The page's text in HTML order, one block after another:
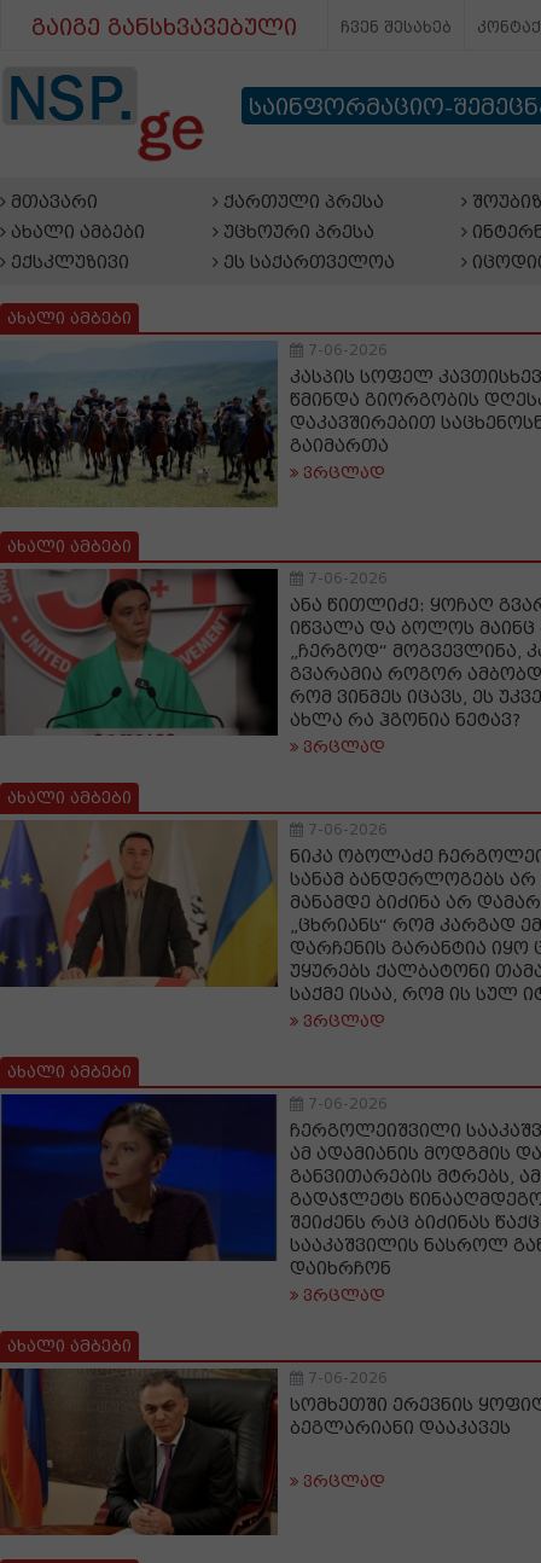
გაიგე განსხვავებული ჩვენ შესახებ
საინფორმაციო-
მთავარი
ახალი ამბები
ექსკლუზივი
ქართული პრესა
უცხოური პრესა
ეს საქართველოა
ახალი ამბები
7-06-2026
კასპის სოფელ
წმინდა გიორგობის
დაკავშირებით
გაიმართა
ვრცლად
ახალი ამბები
7-06-2026
ანა წითლიძე: ყოჩაღ
იწვალა და ბოლოს
„ჩერგოდ“ მოგვევლინა,
გვარამია როგორ
რომ ვინმეს იცავს, ეს
ახლა რა ჰგონია ნეტავ?
ვრცლად
ახალი ამბები
7-06-2026
ნიკა ობოლაძე
სანამ ბანდერლოგებს არ
მანამდე ბიძინა არ
„ცხრიანს“ რომ კარგად
დარჩენის გარანტია იყო
უყურებს ქალბატონი
საქმე ისაა, რომ ის სულ
ვრცლად
ახალი ამბები
7-06-2026
ჩერგოლეიშვილი
ამ ადამიანის მოდგმის
განვითარების მტრებს,
გადაჭლეტს
შეიძენს რაც ბიძინას
სააკაშვილის ნასროლ
დაიხრჩონ
ვრცლად
ახალი ამბები
7-06-2026
სომხეთში ერევნის
ბეგლარიანი დააკავეს
ვრცლად